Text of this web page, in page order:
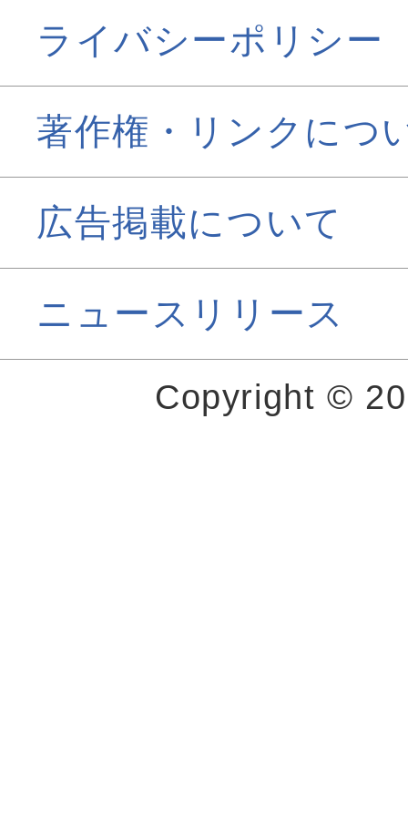
ライバシーポリシー
著作権・リンクにつ
広告掲載について
ニュースリリース
Copyright ©